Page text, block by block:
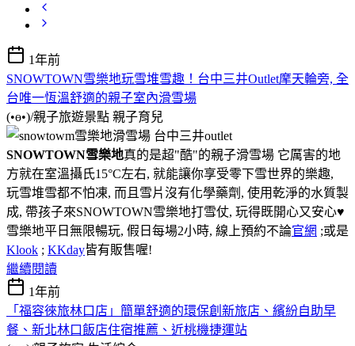
1年前
SNOWTOWN雪樂地玩雪堆雪趣！台中三井Outlet摩天輪旁, 全
台唯一恆溫舒適的親子室內滑雪場
(•ө•)/親子旅遊景點 親子育兒
SNOWTOWN雪樂地真的是超"酷"的親子滑雪場 它厲害的地
方就在室溫攝氏15°C左右, 就能讓你享受零下雪世界的樂趣,
玩雪堆雪都不怕凍, 而且雪片沒有化學藥劑, 使用乾淨的水質製
成, 帶孩子來SNOWTOWN雪樂地打雪仗, 玩得既開心又安心♥
雪樂地平日無限暢玩, 假日每場2小時, 線上預約不論官網 ;或是
Klook ; KKday皆有販售喔!
繼續閱讀
1年前
「福容徠旅林口店」簡單舒適的環保創新旅店、繽紛自助早
餐、新北林口飯店住宿推薦、近桃機捷運站